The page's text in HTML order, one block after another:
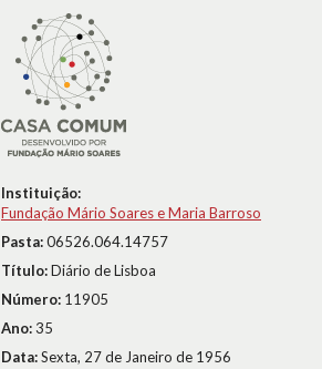
Instituição:
Fundação Mário Soares e Maria Barroso
Pasta:06526.064.14757
Título:Diário de Lisboa
Número: 11905
Ano:35
Data:Sexta, 27 de Janeiro de 1956